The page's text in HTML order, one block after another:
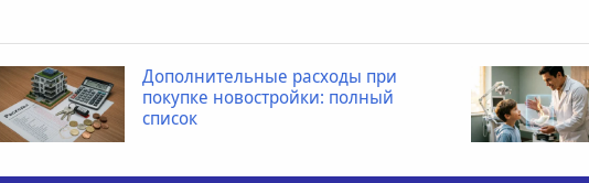
Дополнительные расходы при
покупке новостройки: полный
список